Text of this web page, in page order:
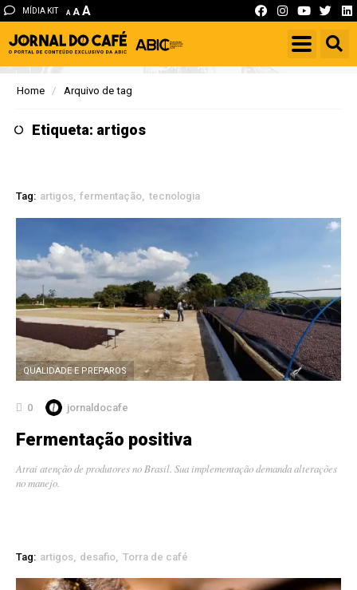
MÍDIA KIT A A A
Home Arquivo de tag
Etiqueta: artigos
Tag: artigos fermentação tecnologia
QUALIDADE E PREPAROS
0 jornaldocafe
Fermentação positiva
Atrai atenção de produtores no Brasil. Sua implementação demanda alterações
no manejo.
Tag: artigos desafio Torra de café